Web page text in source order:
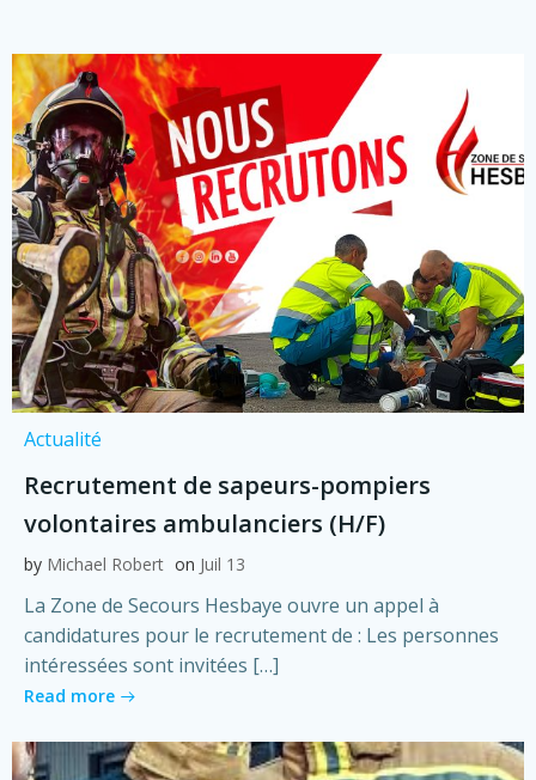
Actualité
Recrutement de sapeurs-pompiers
volontaires ambulanciers (H/F)
by Michael Robert on Juil 13
La Zone de Secours Hesbaye ouvre un appel à
candidatures pour le recrutement de : Les personnes
intéressées sont invitées […]
Read more